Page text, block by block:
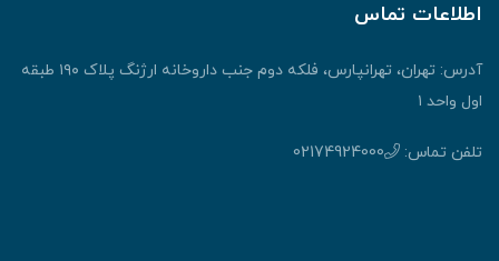
اطلاعات تماس
آدرس: تهران، تهرانپارس، فلکه دوم جنب داروخانه ارژنگ پلاک ۱۹۰ طبقه
اول واحد ۱
تلفن تماس: 02174924000